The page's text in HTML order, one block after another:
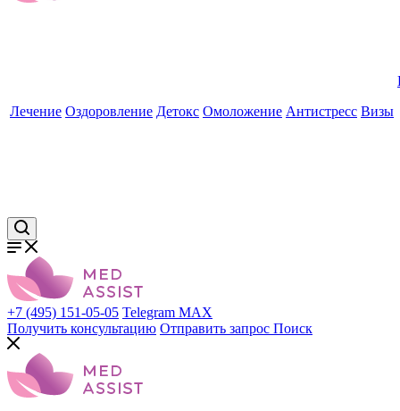
Лечение Оздоровление Детокс Омоложение Антистресс Визы
+7 (495) 151-05-05 Telegram MAX
Получить консультацию Отправить запрос Поиск